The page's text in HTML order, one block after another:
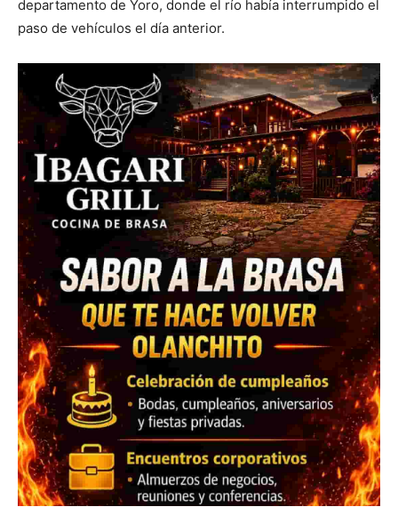
departamento de Yoro, donde el río había interrumpido el
paso de vehículos el día anterior.